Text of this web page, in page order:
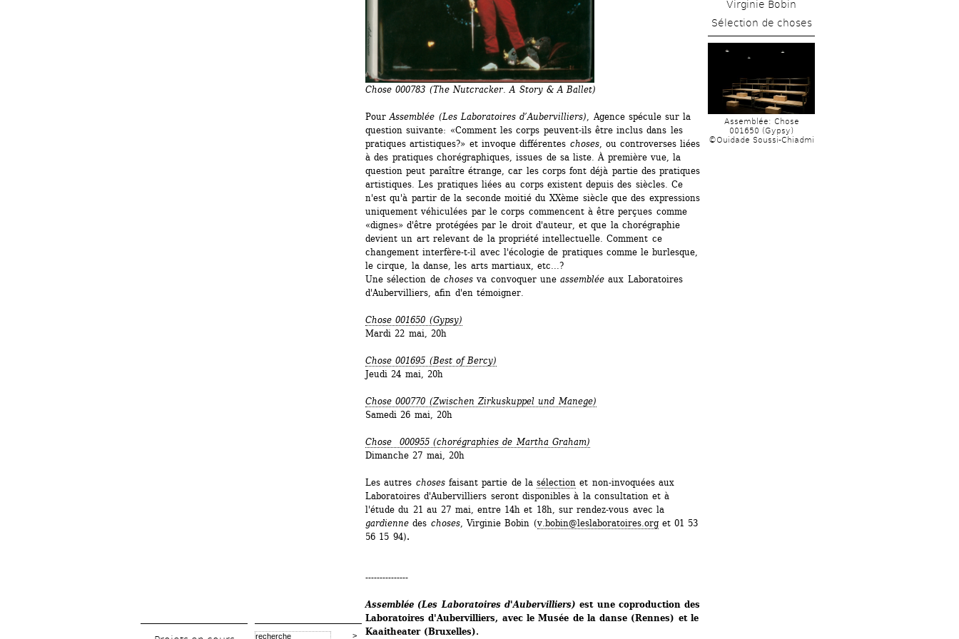
Chose 000783 (The Nutcracker. A Story & A Ballet)
Pour Assemblée (Les Laboratoires d’Aubervilliers) , Agence spécule sur la
question suivante: «Comment les corps peuvent-ils être inclus dans les
pratiques artistiques?» et invoque différentes choses, ou controverses liées
à des pratiques chorégraphiques, issues de sa liste. À première vue, la
question peut paraître étrange, car les corps font déjà partie des pratiques
artistiques. Les pratiques liées au corps existent depuis des siècles. Ce
n'est qu'à partir de la seconde moitié du XXème siècle que des expressions
uniquement véhiculées par le corps commencent à être perçues comme
«dignes» d'être protégées par le droit d'auteur, et que la chorégraphie
devient un art relevant de la propriété intellectuelle. Comment ce
changement interfère-t-il avec l'écologie de pratiques comme le burlesque,
le cirque, la danse, les arts martiaux, etc...?
Une sélection de chosesva convoquer une assemblée aux Laboratoires
d'Aubervilliers, afin d'en témoigner.
Chose 001650 (Gypsy)
Mardi 22 mai, 20h
Chose 001695 (Best of Bercy)
Jeudi 24 mai, 20h
Chose 000770 (Zwischen Zirkuskuppel und Manege)
Samedi 26 mai, 20h
Chose 000955 (chorégraphies de Martha Graham)
Dimanche 27 mai, 20h
Les autres chosesfaisant partie de la sélection et non-invoquées aux
Laboratoires d'Aubervilliers seront disponibles à la consultation et à
l'étude du 21 au 27 mai, entre 14h et 18h, sur rendez-vous avec la
gardienne des choses, Virginie Bobin (v.bobin@leslaboratoires.orget 01 53
56 15 94).
---------------
Assemblée (Les Laboratoires d'Aubervilliers) est une coproduction des
Laboratoires d'Aubervilliers, avec le Musée de la danse (Rennes) et le
Kaaitheater (Bruxelles).
Virginie Bobin
Sélection de choses
Assemblée: Chose
001650 (Gypsy)
©Ouidade Soussi-Chiadmi